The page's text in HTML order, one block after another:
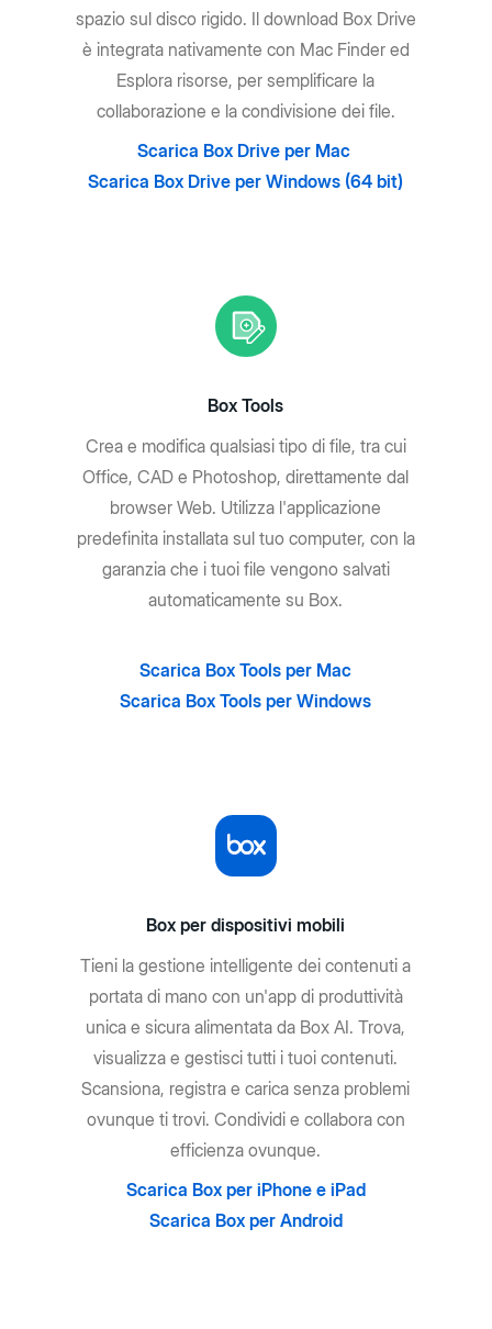
spazio sul disco rigido. Il download Box Drive
è integrata nativamente con Mac Finder ed
Esplora risorse, per semplificare la
collaborazione e la condivisione dei file.
Scarica Box Drive per Mac
Scarica Box Drive per Windows (64 bit)
Box Tools
Crea e modifica qualsiasi tipo di file, tra cui
Office, CAD e Photoshop, direttamente dal
browser Web. Utilizza l'applicazione
predefinita installata sul tuo computer, con la
garanzia che i tuoi file vengono salvati
automaticamente su Box.
Scarica Box Tools per Mac
Scarica Box Tools per Windows
Box per dispositivi mobili
Tieni la gestione intelligente dei contenuti a
portata di mano con un'app di produttività
unica e sicura alimentata da Box AI. Trova,
visualizza e gestisci tutti i tuoi contenuti.
Scansiona, registra e carica senza problemi
ovunque ti trovi. Condividi e collabora con
efficienza ovunque.
Scarica Box per iPhone e iPad
Scarica Box per Android